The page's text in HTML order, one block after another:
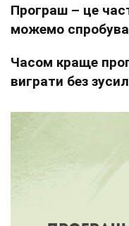
Програш – це
можемо
Часом краще
виграти без